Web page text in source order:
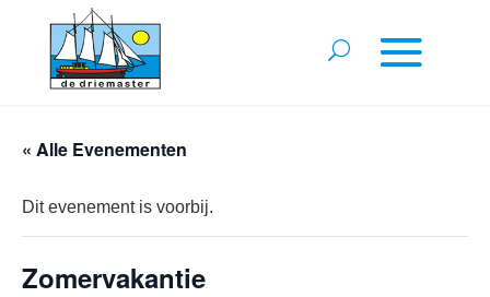
« Alle Evenementen
Dit evenement is voorbij.
Zomervakantie